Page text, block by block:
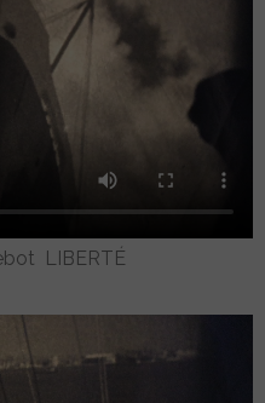
LIBERTÉ